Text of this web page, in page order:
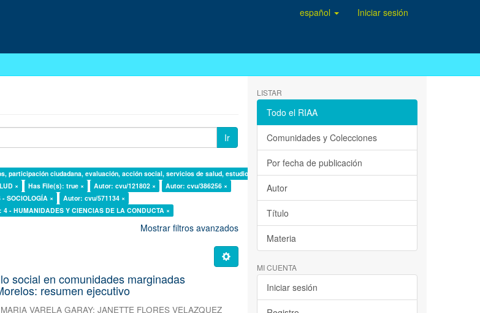
español Iniciar sesión
Ir
participación ciudadana, evaluación, acción social, servicios de salud, estudio de casos ×
×
Has File(s): true × Autor: cvu/121802 ×
Autor: cvu/386256 ×
SOCIOLOGÍA ×
Autor: cvu/571134 ×
4 - HUMANIDADES Y CIENCIAS DE LA CONDUCTA ×
Mostrar filtros avanzados
social en comunidades marginadas
resumen ejecutivo
VARELA GARAY;JANETTE FLORES VELAZQUEZ
LISTAR
Todo el RIAA
Comunidades y Colecciones
Por fecha de publicación
Autor
Título
Materia
MI CUENTA
Iniciar sesión